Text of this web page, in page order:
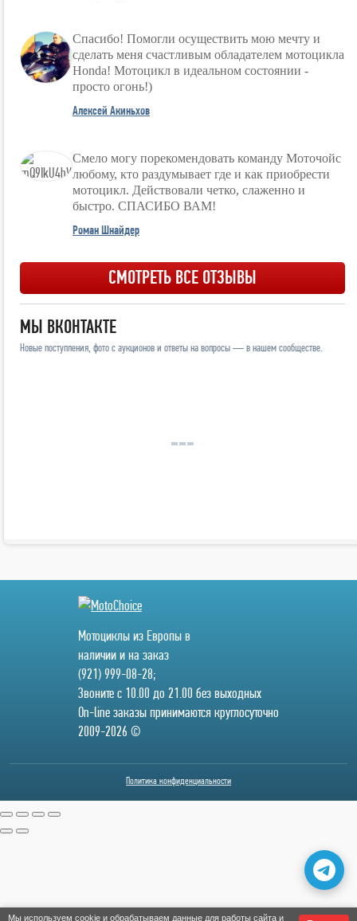
Спасибо! Помогли осуществить мою мечту и
сделать меня счастливым обладателем мотоцикла
Honda! Мотоцикл в идеальном состоянии -
просто огонь!)
Алексей Акиньхов
Смело могу порекомендовать команду Моточойс
любому, кто раздумывает где и как приобрести
мотоцикл. Действовали четко, слаженно и
быстро. СПАСИБО ВАМ!
Роман Шнайдер
СМОТРЕТЬ ВСЕ ОТЗЫВЫ
МЫ ВКОНТАКТЕ
Новые поступления, фото с аукционов и ответы на вопросы — в нашем сообществе.
Мотоциклы из Европы в
наличии и на заказ
(921) 999-08-28;
Звоните с 10.00 до 21.00 без выходных
On-line заказы принимаются круглосуточно
2009-2026 ©
Политика конфиденциальности
Мы используем cookie и обрабатываем данные для работы сайта и